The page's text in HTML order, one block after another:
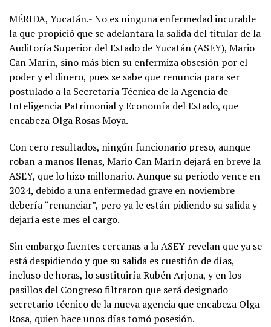
MÉRIDA, Yucatán.- No es ninguna enfermedad incurable
la que propició que se adelantara la salida del titular de la
Auditoría Superior del Estado de Yucatán (ASEY), Mario
Can Marín, sino más bien su enfermiza obsesión por el
poder y el dinero, pues se sabe que renuncia para ser
postulado a la Secretaría Técnica de la Agencia de
Inteligencia Patrimonial y Economía del Estado, que
encabeza Olga Rosas Moya.
Con cero resultados, ningún funcionario preso, aunque
roban a manos llenas, Mario Can Marín dejará en breve la
ASEY, que lo hizo millonario. Aunque su periodo vence en
2024, debido a una enfermedad grave en noviembre
debería “renunciar”, pero ya le están pidiendo su salida y
dejaría este mes el cargo.
Sin embargo fuentes cercanas a la ASEY revelan que ya se
está despidiendo y que su salida es cuestión de días,
incluso de horas, lo sustituiría Rubén Arjona, y en los
pasillos del Congreso filtraron que será designado
secretario técnico de la nueva agencia que encabeza Olga
Rosa, quien hace unos días tomó posesión.